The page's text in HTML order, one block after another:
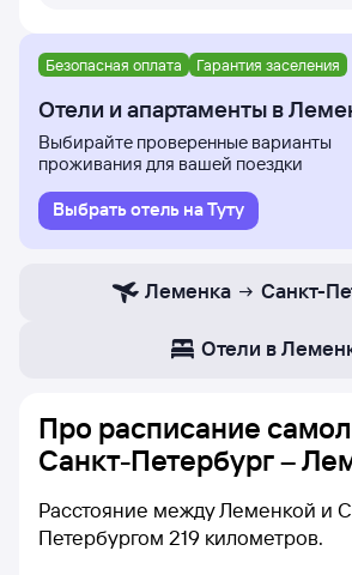
Безопасная оплата Гарантия заселения
Отели и апартаменты в
Выбирайте проверенные варианты
проживания для вашей поездки
Выбрать отель на Туту
Леменка Санкт-
Отели в
Про расписание
Санкт-Петербург –
Расстояние между Леменкой и
Петербургом 219 километров.